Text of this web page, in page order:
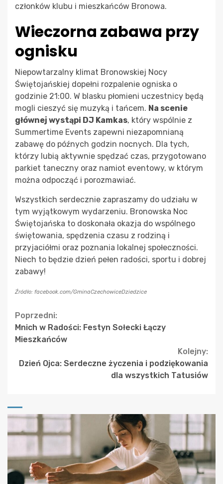
członków klubu i mieszkańców Bronowa.
Wieczorna zabawa przy
ognisku
Niepowtarzalny klimat Bronowskiej Nocy
Świętojańskiej dopełni rozpalenie ogniska o
godzinie 21:00. W blasku płomieni uczestnicy będą
mogli cieszyć się muzyką i tańcem. Na scenie
głównej wystąpi DJ Kamkas, który wspólnie z
Summertime Events zapewni niezapomnianą
zabawę do późnych godzin nocnych. Dla tych,
którzy lubią aktywnie spędzać czas, przygotowano
parkiet taneczny oraz namiot eventowy, w którym
można odpocząć i porozmawiać.
Wszystkich serdecznie zapraszamy do udziału w
tym wyjątkowym wydarzeniu. Bronowska Noc
Świętojańska to doskonała okazja do wspólnego
świętowania, spędzenia czasu z rodziną i
przyjaciółmi oraz poznania lokalnej społeczności.
Niech to będzie dzień pełen radości, sportu i dobrej
zabawy!
Źródło: facebook.com/GminaCzechowiceDziedzice
Continue
Reading
Poprzedni:
Mnich w Radości: Festyn Sołecki Łączy
Mieszkańców
Kolejny:
Dzień Ojca: Serdeczne życzenia i podziękowania
dla wszystkich Tatusiów